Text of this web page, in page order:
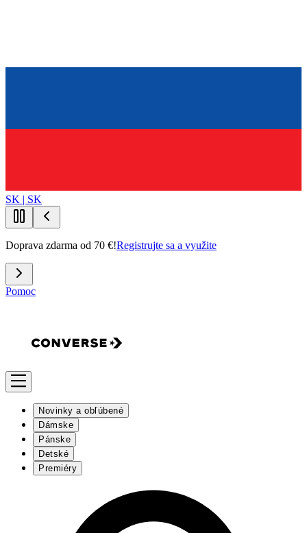
SK | SK
Doprava zdarma od 70 €!Registrujte sa a využite
Pomoc
Novinky a obľúbené
Dámske
Pánske
Detské
Premiéry